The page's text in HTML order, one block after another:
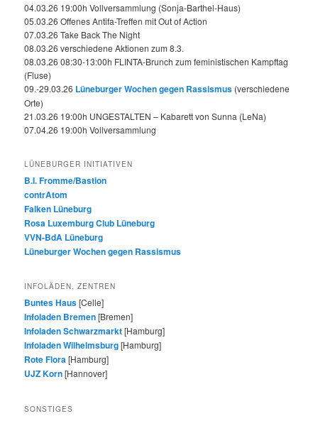
04.03.26 19:00h Vollversammlung (Sonja-Barthel-Haus)
05.03.26 Offenes Antifa-Treffen mit Out of Action
07.03.26 Take Back The Night
08.03.26 verschiedene Aktionen zum 8.3.
08.03.26 08:30-13:00h FLINTA-Brunch zum feministischen Kampftag
(Fluse)
09.-29.03.26 Lüneburger Wochen gegen Rassismus (verschiedene
Orte)
21.03.26 19:00h UNGESTALTEN – Kabarett von Sunna (LeNa)
07.04.26 19:00h Vollversammlung
LÜNEBURGER INITIATIVEN
B.I. Fromme/Bastion
contrAtom
Falken Lüneburg
Rosa Luxemburg Club Lüneburg
VVN-BdA Lüneburg
Lüneburger Wochen gegen Rassismus
INFOLÄDEN, ZENTREN
Buntes Haus[Celle]
Infoladen Bremen[Bremen]
Infoladen Schwarzmarkt[Hamburg]
Infoladen Wilhelmsburg[Hamburg]
Rote Flora[Hamburg]
UJZ Korn[Hannover]
SONSTIGES